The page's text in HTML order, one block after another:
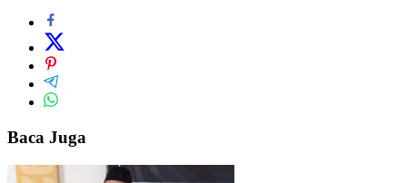
Baca Juga